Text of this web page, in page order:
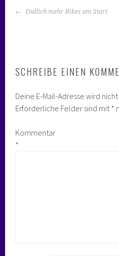
BEITRAGS-
Endlich mehr Bikes am Start
SCHREIBE EINEN
Deine E-Mail-Adresse wird
Erforderliche Felder sind mit*
Kommentar
*